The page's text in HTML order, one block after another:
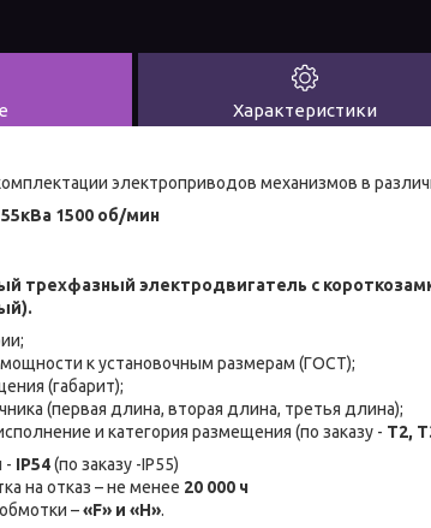
Характеристики
электроприводов механизмов в
1500 об/мин
трехфазный электродвигатель с
к установочным размерам (ГОСТ);
(габарит);
(первая длина, вторая длина, третья длина);
и категория размещения (по заказу - Т2,
- IP54(по заказу -IP55)
на отказ – не менее 20 000 ч
–«F» и «H».